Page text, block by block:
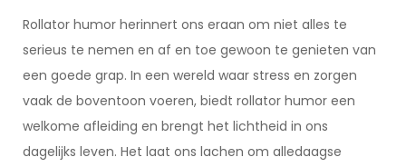
Rollator humor herinnert ons eraan om niet alles te
serieus te nemen en af en toe gewoon te genieten van
een goede grap. In een wereld waar stress en zorgen
vaak de boventoon voeren, biedt rollator humor een
welkome afleiding en brengt het lichtheid in ons
dagelijks leven. Het laat ons lachen om alledaagse